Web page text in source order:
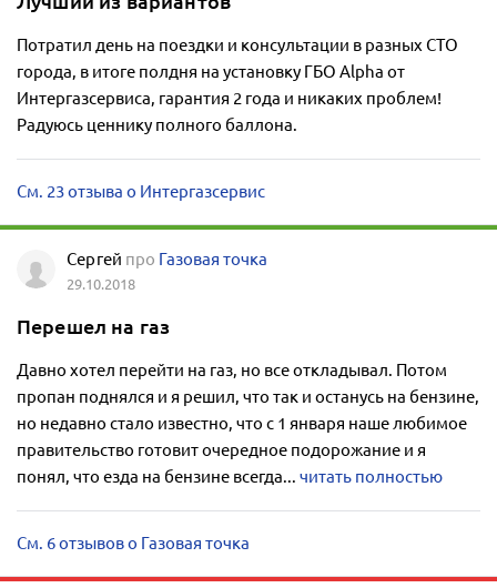
Потратил день на поездки и консультации в разных СТО
города, в итоге полдня на установку ГБО Alpha от
Интергазсервиса, гарантия 2 года и никаких проблем!
Радуюсь ценнику полного баллона.
См. 23 отзыва о Интергазсервис
Сергей про Газовая точка
29.10.2018
Перешел на газ
Давно хотел перейти на газ, но все откладывал. Потом
пропан поднялся и я решил, что так и останусь на бензине,
но недавно стало известно, что с 1 января наше любимое
правительство готовит очередное подорожание и я
понял, что езда на бензине всегда... читать полностью
См. 6 отзывов о Газовая точка